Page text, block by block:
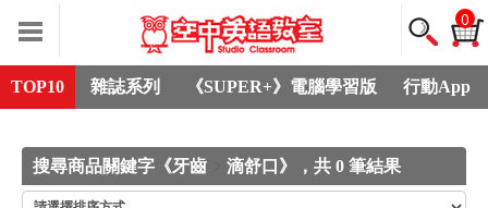
0
TOP10 雜誌系列 《SUPER+》電腦學習版 行動App
搜尋商品關鍵字《牙齒 滴舒口》，共 0 筆結果